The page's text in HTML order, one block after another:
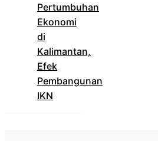
Pertumbuhan
Ekonomi
di
Kalimantan,
Efek
Pembangunan
IKN